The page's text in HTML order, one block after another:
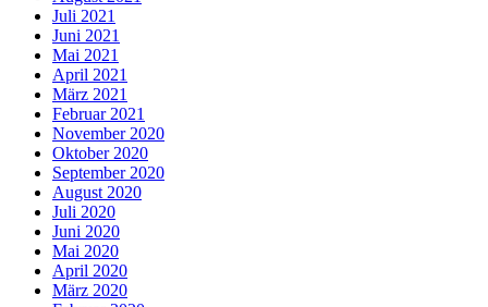
Juli 2021
Juni 2021
Mai 2021
April 2021
März 2021
Februar 2021
November 2020
Oktober 2020
September 2020
August 2020
Juli 2020
Juni 2020
Mai 2020
April 2020
März 2020